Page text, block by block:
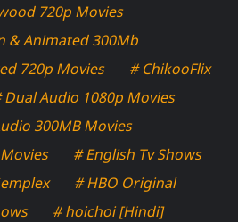
720p Movies
& Animated 300Mb
720p Movies
# ChikooFlix
Dual Audio 1080p Movies
300MB Movies
# English Tv Shows
# HBO Original
# hoichoi [Hindi]